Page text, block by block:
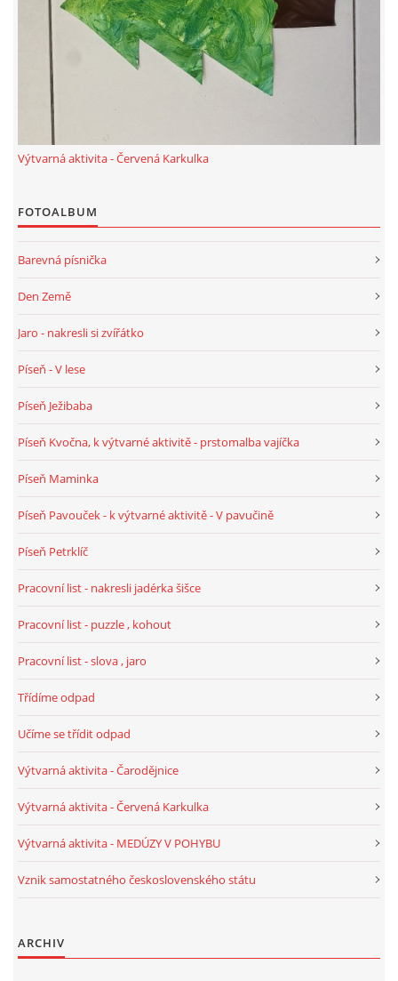
BÁSNĚ K TÉMATU ZIMA
POHYBOVÉ AKTIVITY NA TÉMA ZIMA
VZDĚLÁVACÍ PLÁN OD ZÁŘÍ DO ČERVNA
SMYSLOVÁ AKTIVITA
JÓGOVÉ CVIČENÍ, TYPY, RADY, RECENZE
KALENDÁŘ PRO DĚTI
SVATÝ VÁCLAV
HALLOWEEN
SVATÝ MARTIN
SVATÁ BARBORA 4.12.
MASOPUST
Výtvarná aktivita - Červená Karkulka
FOTOALBUM
Barevná písnička
Den Země
Jaro - nakresli si zvířátko
Píseň - V lese
Píseň Ježibaba
Píseň Kvočna, k výtvarné aktivitě - prstomalba vajíčka
Píseň Maminka
Píseň Pavouček - k výtvarné aktivitě - V pavučině
Píseň Petrklíč
Pracovní list - nakresli jadérka šišce
Pracovní list - puzzle , kohout
Pracovní list - slova , jaro
Třídíme odpad
Učíme se třídit odpad
Výtvarná aktivita - Čarodějnice
Výtvarná aktivita - Červená Karkulka
Výtvarná aktivita - MEDÚZY V POHYBU
Vznik samostatného československého státu
ARCHIV